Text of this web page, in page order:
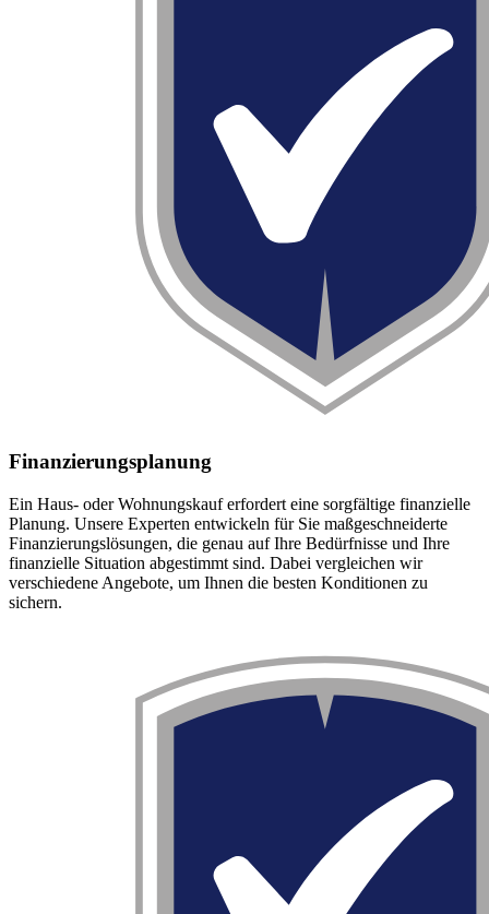
Finanzierungsplanung
Ein Haus- oder Wohnungskauf erfordert eine sorgfältige finanzielle
Planung. Unsere Experten entwickeln für Sie maßgeschneiderte
Finanzierungslösungen, die genau auf Ihre Bedürfnisse und Ihre
finanzielle Situation abgestimmt sind. Dabei vergleichen wir
verschiedene Angebote, um Ihnen die besten Konditionen zu
sichern.